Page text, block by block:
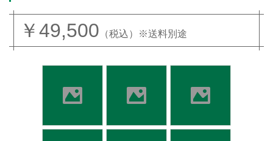
￥49,500 （税込）※送料別途